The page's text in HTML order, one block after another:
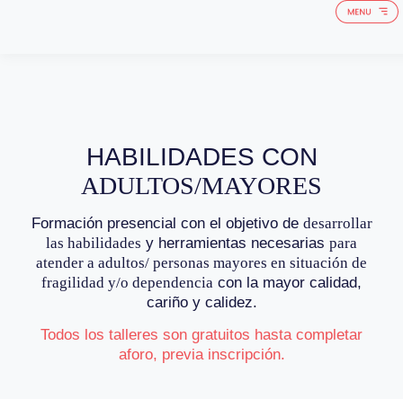
HABILIDADES CON
ADULTOS/MAYORES
Formación presencial con el objetivo de desarrollar
las habilidades y herramientas necesarias para
atender a adultos/ personas mayores en situación de
fragilidad y/o dependencia con la mayor calidad,
cariño y calidez.
Todos los talleres son gratuitos hasta completar
aforo, previa inscripción.